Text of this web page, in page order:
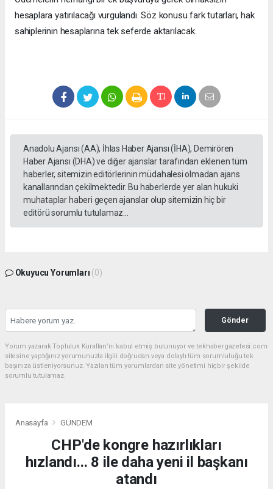
hesaplara yatırılacağı vurgulandı. Söz konusu fark tutarları, hak
sahiplerinin hesaplarına tek seferde aktarılacak.
Anadolu Ajansı (AA), İhlas Haber Ajansı (İHA), Demirören
Haber Ajansı (DHA) ve diğer ajanslar tarafından eklenen tüm
haberler, sitemizin editörlerinin müdahalesi olmadan ajans
kanallarından çekilmektedir. Bu haberlerde yer alan hukuki
muhataplar haberi geçen ajanslar olup sitemizin hiç bir
editörü sorumlu tutulamaz...
Okuyucu Yorumları (0)
Gönder
Yorum yazarak Topluluk Kuralları’nı kabul etmiş bulunuyor ve tekhabergazetesi.com
sitesine yaptığınız yorumunuzla ilgili doğrudan veya dolaylı tüm sorumluluğu tek
başınıza üstleniyorsunuz. Yazılan tüm yorumlardan site yönetimi hiçbir şekilde
sorumlu tutulamaz.
Anasayfa GÜNDEM
CHP'de kongre hazırlıkları
hızlandı... 8 ile daha yeni il başkanı
atandı